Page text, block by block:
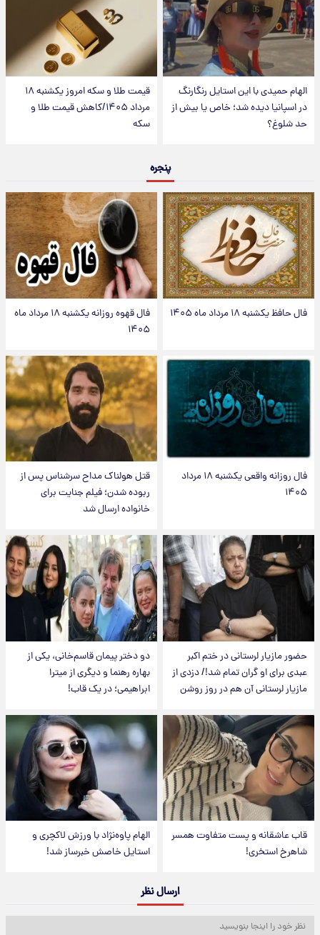
الهام حمیدی با این استایل رنگارنگ
در اسپانیا دیده شد؛ خاص یا بیش از
حد شلوغ؟
قیمت طلا و سکه امروز یکشنبه ۱۸
مرداد ۱۴۰۵/کاهش قیمت طلا و
سکه
پنجره
فال حافظ یکشنبه ۱۸ مرداد ماه ۱۴۰۵
فال قهوه روزانه یکشنبه ۱۸ مرداد ماه
۱۴۰۵
فال روزانه واقعی یکشنبه ۱۸ مرداد
۱۴۰۵
قتل هولناک مداح سرشناس پس از
ربوده شدن؛ فیلم جنایت برای
خانواده ارسال شد
حضور مازیار لرستانی در ختم اکبر
عبدی برای او گران تمام شد!/ دزدی از
مازیار لرستانی آن هم در روز روشن
دو دختر پیمان قاسم‌خانی، یکی از
بهاره رهنما و دیگری از میترا
ابراهیمی؛ در یک قاب!
قاب عاشقانه و پست متفاوت همسر
شاهرخ استخری!
الهام پاوه‌نژاد با ورزش لاکچری و
استایل خاصش خبرساز شد!
ارسال نظر